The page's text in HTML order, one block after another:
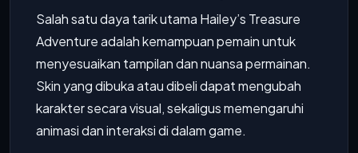
Salah satu daya tarik utama Hailey’s Treasure
Adventure adalah kemampuan pemain untuk
menyesuaikan tampilan dan nuansa permainan.
Skin yang dibuka atau dibeli dapat mengubah
karakter secara visual, sekaligus memengaruhi
animasi dan interaksi di dalam game.